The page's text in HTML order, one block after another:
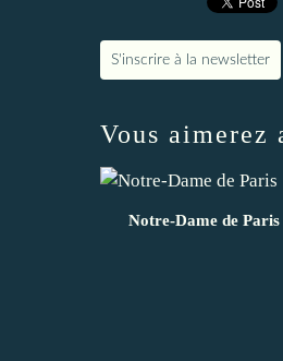
S'inscrire à la newsletter
Vous aimerez
Notre-Dame de Paris